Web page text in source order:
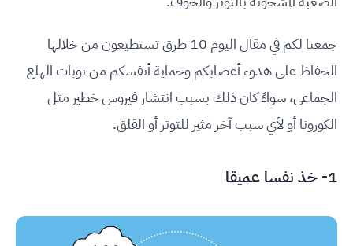
جمعنا لكم في مقال اليوم 10 طرق تستطيعون من خلالها
الحفاظ على هدوء أعصابكم وحماية أنفسكم من نوبات الهلع
الجماعي، سواءً كان ذلك بسبب انتشار فيروس خطير مثل
الكورونا أو لأي سبب آخر مثير للتوتر أو القلق.
1- خذ نفسا عميقا